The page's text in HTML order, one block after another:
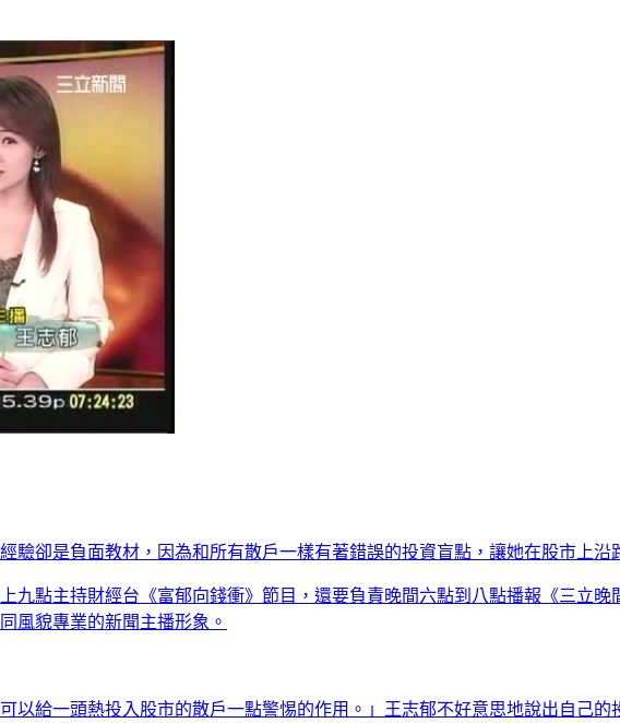
驗卻是負面教材，因為和所有散戶一樣有著錯誤的投資盲點，讓她在股市上沿
九點主持財經台《富郁向錢衝》節目，還要負責晚間六點到八點播報《三立
風貌專業的新聞主播形象。
以給一頭熱投入股市的散戶一點警惕的作用。」王志郁不好意思地說出自己